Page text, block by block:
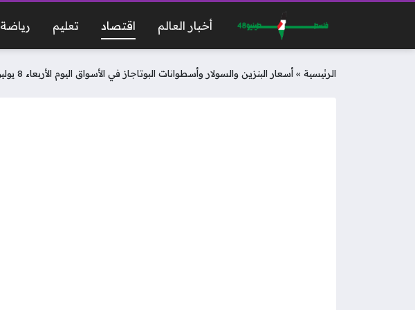
أخبار العالم اقتصاد تعليم رياضة
الرئيسية »أسعار البنزين والسولار وأسطوانات البوتاجاز في الأسواق اليوم الأربعاء 8 يوليو 2026